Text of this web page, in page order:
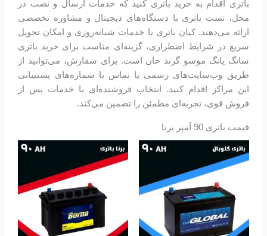
باتری اقدام به خرید باتری کنید که خدمات ارسال و نصب در
محل، تست باتری با دستگاه‌های دیجیتال و مشاوره تخصصی
ارائه می‌دهند. کیان باتری با خدمات شبانه‌روزی و امکان تحویل
سریع در شرایط اضطراری، گزینه‌ای مناسب برای خرید باتری
سانگ یانگ موسو گرند خان است. برای سفارش، می‌توانید از
طریق وب‌سایت‌های رسمی یا تماس با شماره‌های پشتیبانی
این مراکز اقدام کنید. انتخاب فروشنده‌ای با خدمات پس از
فروش قوی، تجربه‌ای مطمئن را تضمین می‌کند.
قیمت باتری 90 آمپر برنا